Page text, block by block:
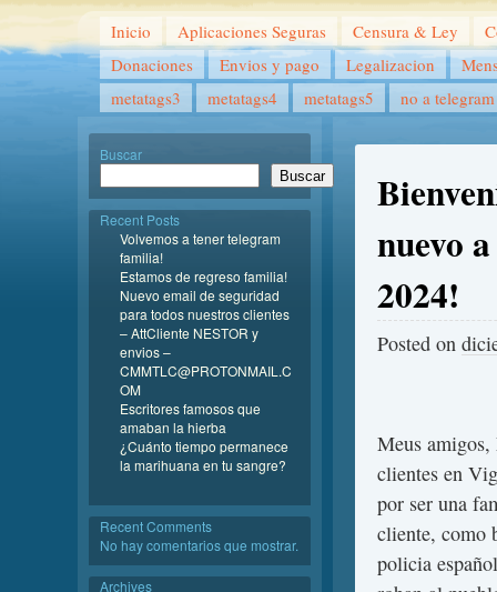
Inicio Aplicaciones Seguras Censura & Ley
Donaciones
Envios y pago Legalizacion
metatags3
metatags4 metatags5 no a telegram
nuevo
2024!
Posted on
Meus
clientes en
por ser una
cliente, como
policia
Buscar
Buscar
Recent Posts
Volvemos a tener telegram
familia!
Estamos de regreso familia!
Nuevo email de seguridad
para todos nuestros clientes
– AttCliente NESTOR y
envios –
CMMTLC@PROTONMAIL.C
OM
Escritores famosos que
amaban la hierba
¿Cuánto tiempo permanece
la marihuana en tu sangre?
Recent Comments
No hay comentarios que mostrar.
Archives